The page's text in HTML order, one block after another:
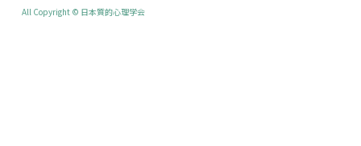
All Copyright © 日本質的心理学会